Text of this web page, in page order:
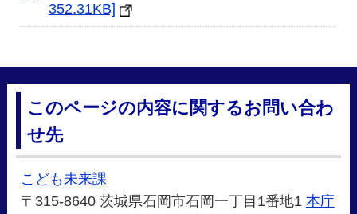
352.31KB]
このページの内容に関するお問い合わ
せ先
こども未来課
〒315-8640 茨城県石岡市石岡一丁目1番地1 本庁